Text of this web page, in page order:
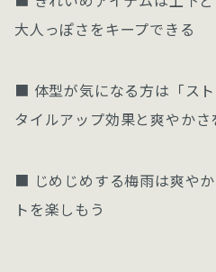
大人っぽさをキープできる
■ 体型が気になる方は「ス
タイルアップ効果と爽やかさ
■ じめじめする梅雨は爽や
トを楽しもう